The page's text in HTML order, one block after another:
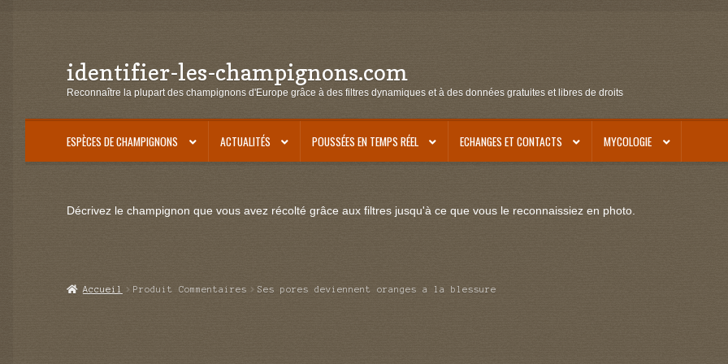
Aller
à
navigation
Aller
au
identifier-les-champignons.com
Reconnaître la plupart des champignons d'Europe grâce à des filtres dynamiques et à des données gratuites et libres de droits
ESPÈCES DE CHAMPIGNONS ACTUALITÉS POUSSÉES EN TEMPS RÉEL ECHANGES ET CONTACTS MYCOLOGIE
Décrivez le champignon que vous avez récolté grâce aux filtres jusqu'à ce que vous le reconnaissiez en photo.
Accueil Produit Commentaires Ses pores deviennent oranges a la blessure